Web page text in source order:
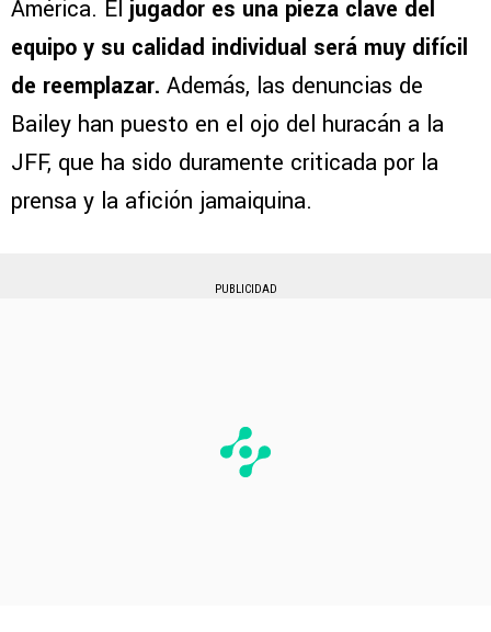
América. El jugador es una pieza clave del
equipo y su calidad individual será muy difícil
de reemplazar. Además, las denuncias de
Bailey han puesto en el ojo del huracán a la
JFF, que ha sido duramente criticada por la
prensa y la afición jamaiquina.
PUBLICIDAD